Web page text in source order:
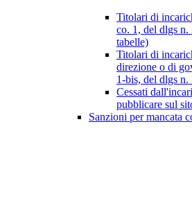
Titolari di
co. 1, del dlgs n.
tabelle)
Titolari di
direzione o di
1-bis, del dlgs n.
Cessati
pubblicare sul
Sanzioni per mancata